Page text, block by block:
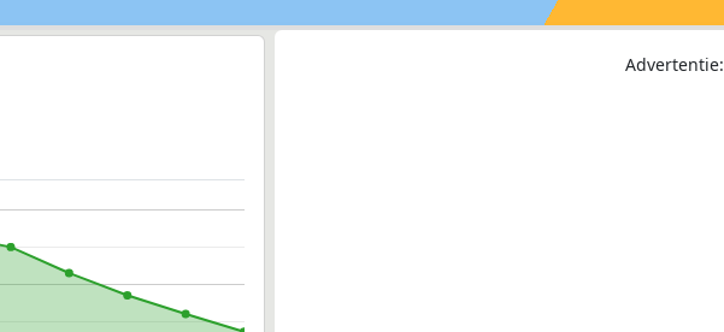
Advertentie: